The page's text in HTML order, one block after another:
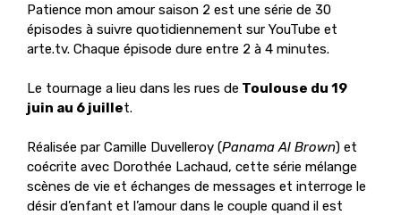
Patience mon amour saison 2 est une série de 30
épisodes à suivre quotidiennement sur YouTube et
arte.tv. Chaque épisode dure entre 2 à 4 minutes.
Le tournage a lieu dans les rues de Toulouse du 19
juin au 6 juillet.
Réalisée par Camille Duvelleroy (Panama Al Brown) et
coécrite avec Dorothée Lachaud, cette série mélange
scènes de vie et échanges de messages et interroge le
désir d’enfant et l’amour dans le couple quand il est